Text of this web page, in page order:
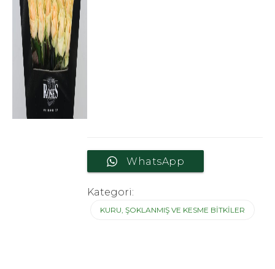
WhatsApp
Kategori:
KURU, ŞOKLANMIŞ VE KESME BITKILER